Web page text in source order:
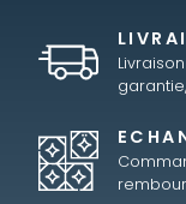
garantie,